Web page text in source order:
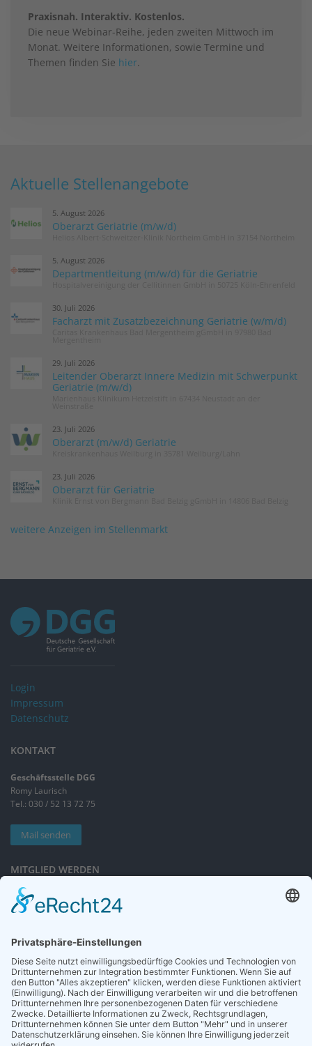
Praxisnah. Interaktiv. Kostenlos.
Die neue Webinar-Reihe, jeden zweiten Mittwoch im
Monat. Weitere Informationen, sowie Termine und
Themen finden Sie hier.
Aktuelle Stellenangebote
5. August 2026
Oberarzt Geriatrie (m/w/d)
5. August 2026
Departmentleitung (m/w/d) für die Geriatrie
30. Juli 2026
Facharzt mit Zusatzbezeichnung Geriatrie (w/m/d)
29. Juli 2026
Leitender Oberarzt Innere Medizin mit Schwerpunkt
Geriatrie (m/w/d)
23. Juli 2026
Oberarzt (m/w/d) Geriatrie
23. Juli 2026
Oberarzt für Geriatrie
weitere Anzeigen im Stellenmarkt
Login
Impressum
Datenschutz
KONTAKT
Geschäftsstelle DGG
Romy Laurisch
Tel.: 030 / 52 13 72 75
Mail senden
MITGLIED WERDEN
Sieben gute Gründe
für Ihre Mitgliedschaft
NEWSLETTER
Neuigkeiten rund um die Geriatrie und die DGG – regelmäßig in Ihrem
Postfach.